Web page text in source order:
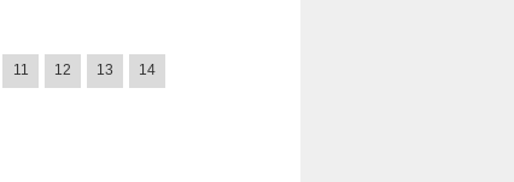
11 12 13
14